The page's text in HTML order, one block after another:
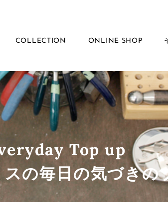
COLLECTION ONLINE SHOP
Top up
の毎日の気づきの